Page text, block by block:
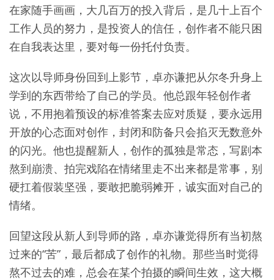
在家随手画画，大几百万的投入背后，是几十上百个
工作人员的努力，是投资人的信任，创作者不能只困
在自我表达里，要对每一份托付负责。
这次以导师身份回到上影节，卓亦谦把从尔冬升身上
学到的东西带给了自己的学员。他总跟年轻创作者
说，不用抱着预设的标准答案去应对质疑，要永远用
开放的心态面对创作，封闭和防备只会掐灭无数意外
的闪光。他也提醒新人，创作的孤独是常态，写剧本
熬到崩溃、拍完戏陷在情绪里走不出来都是常事，别
硬扛着假装坚强，要敢把脆弱摊开，诚实面对自己的
情绪。
回望这段从新人到导师的路，卓亦谦觉得所有当初熬
过来的“苦”，最后都成了创作的礼物。那些当时觉得
熬不过去的难，总会在某个拍摄的瞬间生效，这大概